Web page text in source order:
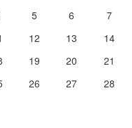
5 6 7
12 13 14
19 20 21
26 27 28